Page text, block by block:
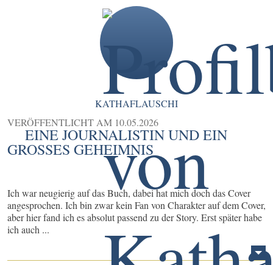
KATHAFLAUSCHI
VERÖFFENTLICHT AM 10.05.2026
EINE JOURNALISTIN UND EIN
GROSSES GEHEIMNIS
Ich war neugierig auf das Buch, dabei hat mich doch das Cover
angesprochen. Ich bin zwar kein Fan von Charakter auf dem Cover,
aber hier fand ich es absolut passend zu der Story. Erst später habe
ich auch ...